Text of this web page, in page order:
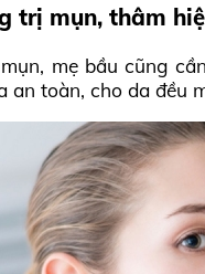
trị mụn, thâm
mẹ bầu cũng
an toàn, cho da đều